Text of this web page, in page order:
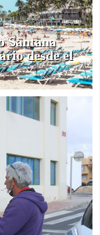
Santana
desde el